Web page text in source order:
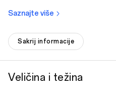
Saznajte više
Sakrij informacije
Veličina i težina